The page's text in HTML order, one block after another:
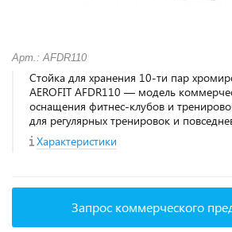
Арт.: AFDR110
Стойка для хранения 10-ти пар
AEROFIT AFDR110 — модель
оснащения фитнес‑клубов и
для регулярных тренировок и
Характеристики
Запрос коммерческого